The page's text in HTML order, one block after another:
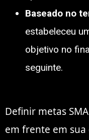
Baseado no
estabeleceu
objetivo no
seguinte.
Definir metas
em frente em sua